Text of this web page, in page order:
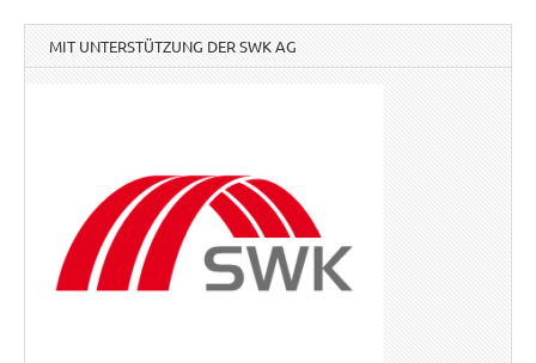
MIT UNTERSTÜTZUNG DER SWK AG